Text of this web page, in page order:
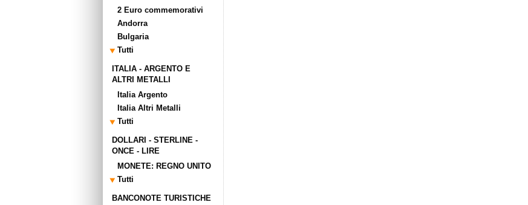
2 Euro commemorativi
Andorra
Bulgaria
Tutti
ITALIA - ARGENTO E
ALTRI METALLI
Italia Argento
Italia Altri Metalli
Tutti
DOLLARI - STERLINE -
ONCE - LIRE
MONETE: REGNO UNITO
Tutti
BANCONOTE TURISTICHE